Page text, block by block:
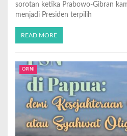
sorotan ketika Prabowo-Gibran
menjadi Presiden terpilih
READ MORE
OPINI